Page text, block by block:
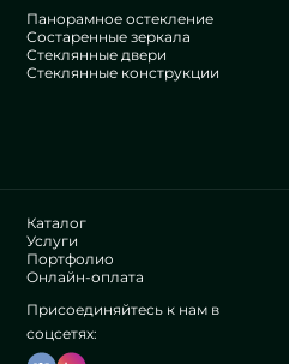
Панорамное остекление
Состаренные зеркала
Стеклянные двери
Стеклянные конструкции
Каталог
Услуги
Портфолио
Онлайн-оплата
Присоединяйтесь к нам в
соцсетях: